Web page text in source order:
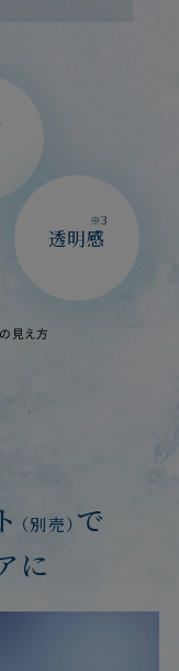
透明感
※3
見え方
（別売） で
に